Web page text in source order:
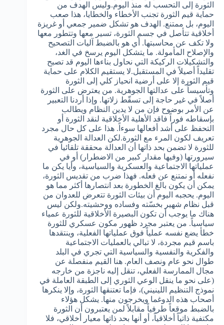
الثورة إلى التحسب له منذ اليوم.وليس الهدف من
حماية قيم الثورة تجنب الأخطاء والخطايا، هذا صعب
اليوم، بل ممتنع. الهدف هو تشكل ضمير جمعي أو غريزة
أخلاقية تتأصل في جسم الثورة، تسير معها وتتطور معها
ولا تكف عن محاسبتها. أي هو بالضبط آليات التصحيح
والإصلاح المأمولة. ما يتشكل اليوم يرسخ في الغد،
والتشكيلات الركيكة التي نحاول بناءها اليوم قد تصبح
تقليداً أصيلاً في المستقبل.لا يستقيم الكلام على حماية
قيم الثورة إلا على أرضية انحياز كلي إلى الثورة
وتأسيساً على عدالتها الجوهرية. من يعترض على الثورة
أصلاً في غير حاجة إلى تسقّط زلاتها. وإذا أردنا التعبير
عن الأمر بوضوح فإن من لا يدين النظام ويطالب
بإسقاطه فوراً فاقد الأهلية الأخلاقية لنقد الثورة أو
التحفظ على أشد أفعالها سوءاً. هذا على كل حال مجرد
تعريف لكون المرء مع الثورة.لكن العدالة الجوهرية
للثورة لا تضمن بحد ذاتها أن العدالة محققة تلقائياً في
سيرورتها (وفيها مقدار كبير من الاضطرار) أو في
عملياتها الاجتماعية والعسكرية والسياسية، وأيا يكن ما
نفعله أو نمتنع عن فعله. فهذا ضرب من تقديس الثورة،
يمكن أن يكون بالغ الخطورة بعد انتصارها أكثر مما هو
اليوم. يحجبه اليوم أن بيئات الثورة تتعرض للعدوان من
قبل نظام شهير بخسّته وفساده ووحشيته.ولكن ليس
هناك ما يوجب أن تكون البصيرة الأخلاقية للثورة عمياء
سياسياً. من يعتبر مجرد ظهور مكون عسكري للثورة
خطأ يضع نفسه عملياً فوق عملياتها الفعلية، وينتقدها
باسم قيم مجردة، لا تبالي بالعمليات الاجتماعية
والفكرية والنفسية والسياسية التي تجري في البلد
طوال نحو عام ونصف العام. هنا القيم منفصلة عن
مجال الممارسة الفعلي، تنقل إليه ناجزة من خارجه
(على نحو ما ينقل الوعي الثوري إلى الطبقة العاملة في
نموذج التنظيم اللينيني)، فإما تعتنقها الثورة، وإلا ينكرها
أصحاب هذه الدوغما ويخرجون منها. يشكل هؤلاء
بالضبط موقعاً طرفياً مقابلاً لمن يعتبرون أن الثورة
مكتفية ذاتياً أخلاقياً، أو أنها بحد ذاتها معيار أخلاقي، فلا